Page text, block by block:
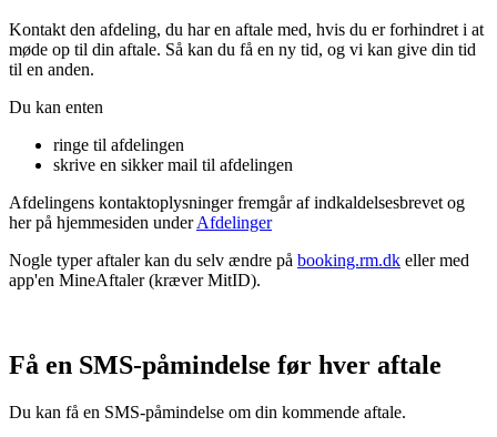
Kontakt den afdeling, du har en aftale med, hvis du er forhindret i at
møde op til din aftale. Så kan du få en ny tid, og vi kan give din tid
til en anden.
Du kan enten
ringe til afdelingen
skrive en sikker mail til afdelingen
Afdelingens kontaktoplysninger fremgår af indkaldelsesbrevet og
her på hjemmesiden underAfdelinger
Nogle typer aftaler kan du selv ændre på booking.rm.dk eller med
app'en MineAftaler (kræver MitID).
Få en SMS-påmindelse før hver aftale
Du kan få en SMS-påmindelse om din kommende aftale.